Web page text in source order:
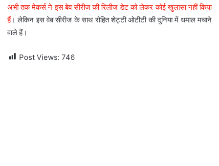
अभी तक मेकर्स ने इस बेव सीरीज की रिलीज डेट को लेकर कोई खुलासा नहीं किया
हैं। लेकिन इस वेब सीरीज के साथ रोहित शेट्टी ओटीटी की दुनिया में धमाल मचाने
वाले हैं।
Post Views: 746